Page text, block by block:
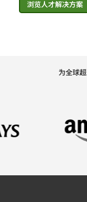
浏览人才解决方案
为全球